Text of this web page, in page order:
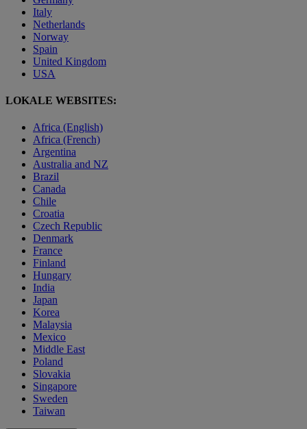
Italy
Netherlands
Norway
Spain
United Kingdom
USA
LOKALE WEBSITES:
Africa (English)
Africa (French)
Argentina
Australia and NZ
Brazil
Canada
Chile
Croatia
Czech Republic
Denmark
France
Finland
Hungary
India
Japan
Korea
Malaysia
Mexico
Middle East
Poland
Slovakia
Singapore
Sweden
Taiwan